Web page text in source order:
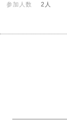
参加人数
2人